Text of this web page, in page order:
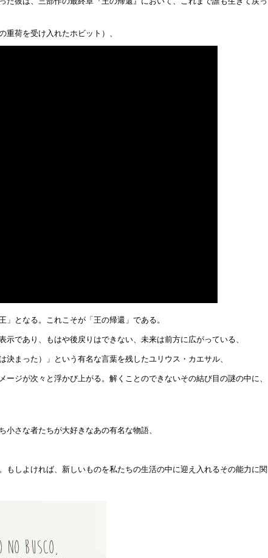
荷を受け入れたホビット）、
となる。これこそが「王の帰還」である。
であり、もはや後戻りはできない、未来は前方に広がっている、
まった）」という有名な言葉を残したユリウス・カエサル、
ジが次々と浮かび上がる。解くことのできないその結び目の謎の中に、
さな者たちが大好きなあの有名な物語、
しよければ、新しいものを私たちの生活の中に迎え入れるその能力に関